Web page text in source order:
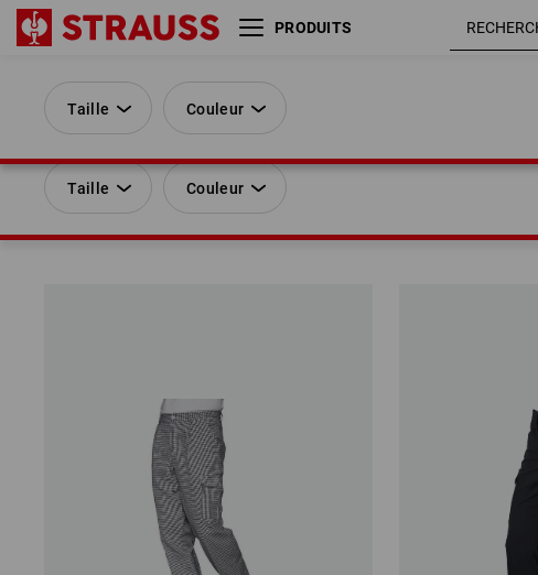
PRODUITS
VÊTEMENTS HOMMES
Taille Couleur
Taille Couleur